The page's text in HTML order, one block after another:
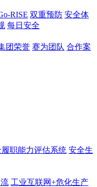
RISE 双重预防 安全体
每日安全
团荣誉 赛为团队 合作案
职能力评估系统 安全生
工业互联网+危化生产